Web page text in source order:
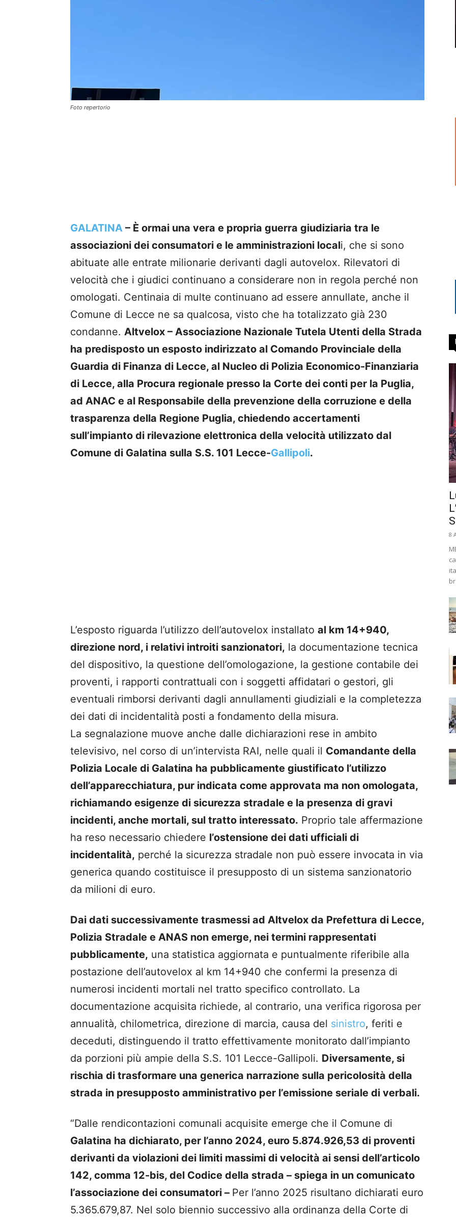
Foto repertorio
GALATINA – È ormai una vera e propria guerra giudiziaria tra le
associazioni dei consumatori e le amministrazioni locali, che si sono
abituate alle entrate milionarie derivanti dagli autovelox. Rilevatori di
velocità che i giudici continuano a considerare non in regola perché non
omologati. Centinaia di multe continuano ad essere annullate, anche il
Comune di Lecce ne sa qualcosa, visto che ha totalizzato già 230
condanne. Altvelox – Associazione Nazionale Tutela Utenti della Strada
ha predisposto un esposto indirizzato al Comando Provinciale della
Guardia di Finanza di Lecce, al Nucleo di Polizia Economico-Finanziaria
di Lecce, alla Procura regionale presso la Corte dei conti per la Puglia,
ad ANAC e al Responsabile della prevenzione della corruzione e della
trasparenza della Regione Puglia, chiedendo accertamenti
sull’impianto di rilevazione elettronica della velocità utilizzato dal
Comune di Galatina sulla S.S. 101 Lecce-Gallipoli.
L’esposto riguarda l’utilizzo dell’autovelox installato al km 14+940,
direzione nord, i relativi introiti sanzionatori, la documentazione tecnica
del dispositivo, la questione dell’omologazione, la gestione contabile dei
proventi, i rapporti contrattuali con i soggetti affidatari o gestori, gli
eventuali rimborsi derivanti dagli annullamenti giudiziali e la completezza
dei dati di incidentalità posti a fondamento della misura.
La segnalazione muove anche dalle dichiarazioni rese in ambito
televisivo, nel corso di un’intervista RAI, nelle quali il Comandante della
Polizia Locale di Galatina ha pubblicamente giustificato l’utilizzo
dell’apparecchiatura, pur indicata come approvata ma non omologata,
richiamando esigenze di sicurezza stradale e la presenza di gravi
incidenti, anche mortali, sul tratto interessato. Proprio tale affermazione
ha reso necessario chiedere l’ostensione dei dati ufficiali di
incidentalità, perché la sicurezza stradale non può essere invocata in via
generica quando costituisce il presupposto di un sistema sanzionatorio
da milioni di euro.
Dai dati successivamente trasmessi ad Altvelox da Prefettura di Lecce,
Polizia Stradale e ANAS non emerge, nei termini rappresentati
pubblicamente, una statistica aggiornata e puntualmente riferibile alla
postazione dell’autovelox al km 14+940 che confermi la presenza di
numerosi incidenti mortali nel tratto specifico controllato. La
documentazione acquisita richiede, al contrario, una verifica rigorosa per
annualità, chilometrica, direzione di marcia, causa del sinistro, feriti e
deceduti, distinguendo il tratto effettivamente monitorato dall’impianto
da porzioni più ampie della S.S. 101 Lecce-Gallipoli. Diversamente, si
rischia di trasformare una generica narrazione sulla pericolosità della
strada in presupposto amministrativo per l’emissione seriale di verbali.
“Dalle rendicontazioni comunali acquisite emerge che il Comune di
Galatina ha dichiarato, per l’anno 2024, euro 5.874.926,53 di proventi
derivanti da violazioni dei limiti massimi di velocità ai sensi dell’articolo
142, comma 12-bis, del Codice della strada – spiega in un comunicato
l’associazione dei consumatori – Per l’anno 2025 risultano dichiarati euro
5.365.679,87. Nel solo biennio successivo alla ordinanza della Corte di
8